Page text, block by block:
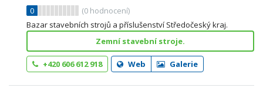
0
(0 hodnocení)
Bazar stavebních strojů a příslušenství Středočeský kraj.
Zemní stavební stroje.
+420 606 612 918 Web Galerie